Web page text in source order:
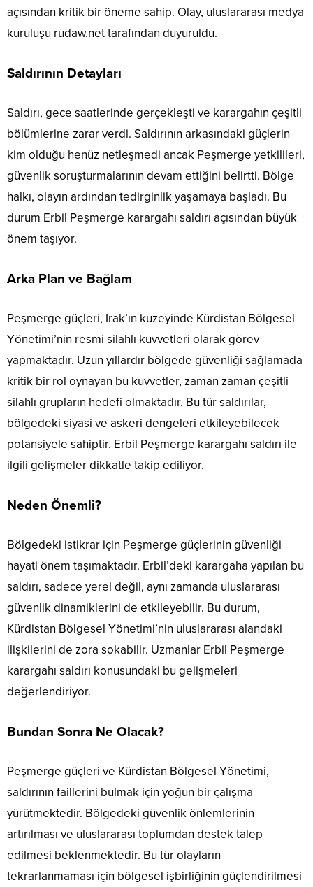
açısından kritik bir öneme sahip. Olay, uluslararası medya
kuruluşu rudaw.net tarafından duyuruldu.
Saldırının Detayları
Saldırı, gece saatlerinde gerçekleşti ve karargahın çeşitli
bölümlerine zarar verdi. Saldırının arkasındaki güçlerin
kim olduğu henüz netleşmedi ancak Peşmerge yetkilileri,
güvenlik soruşturmalarının devam ettiğini belirtti. Bölge
halkı, olayın ardından tedirginlik yaşamaya başladı. Bu
durum Erbil Peşmerge karargahı saldırı açısından büyük
önem taşıyor.
Arka Plan ve Bağlam
Peşmerge güçleri, Irak’ın kuzeyinde Kürdistan Bölgesel
Yönetimi’nin resmi silahlı kuvvetleri olarak görev
yapmaktadır. Uzun yıllardır bölgede güvenliği sağlamada
kritik bir rol oynayan bu kuvvetler, zaman zaman çeşitli
silahlı grupların hedefi olmaktadır. Bu tür saldırılar,
bölgedeki siyasi ve askeri dengeleri etkileyebilecek
potansiyele sahiptir. Erbil Peşmerge karargahı saldırı ile
ilgili gelişmeler dikkatle takip ediliyor.
Neden Önemli?
Bölgedeki istikrar için Peşmerge güçlerinin güvenliği
hayati önem taşımaktadır. Erbil’deki karargaha yapılan bu
saldırı, sadece yerel değil, aynı zamanda uluslararası
güvenlik dinamiklerini de etkileyebilir. Bu durum,
Kürdistan Bölgesel Yönetimi’nin uluslararası alandaki
ilişkilerini de zora sokabilir. Uzmanlar Erbil Peşmerge
karargahı saldırı konusundaki bu gelişmeleri
değerlendiriyor.
Bundan Sonra Ne Olacak?
Peşmerge güçleri ve Kürdistan Bölgesel Yönetimi,
saldırının faillerini bulmak için yoğun bir çalışma
yürütmektedir. Bölgedeki güvenlik önlemlerinin
artırılması ve uluslararası toplumdan destek talep
edilmesi beklenmektedir. Bu tür olayların
tekrarlanmaması için bölgesel işbirliğinin güçlendirilmesi